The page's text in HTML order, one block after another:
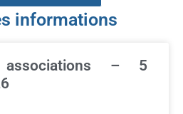
informations
– 5